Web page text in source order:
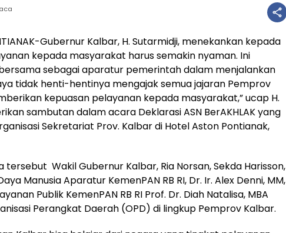
Gubernur Kalbar, H. Sutarmidji, menekankan kepada
kepada masyarakat harus semakin nyaman. Ini
sebagai aparatur pemerintah dalam menjalankan
tidak henti-hentinya mengajak semua jajaran Pemprov
kepuasan pelayanan kepada masyarakat,” ucap H.
sambutan dalam acara Deklarasi ASN BerAKHLAK yang
Sekretariat Prov. Kalbar di Hotel Aston Pontianak,
Wakil Gubernur Kalbar, Ria Norsan, Sekda Harisson,
Manusia Aparatur KemenPAN RB RI, Dr. Ir. Alex Denni, MM,
Publik KemenPAN RB RI Prof. Dr. Diah Natalisa, MBA
Perangkat Daerah (OPD) di lingkup Pemprov Kalbar.